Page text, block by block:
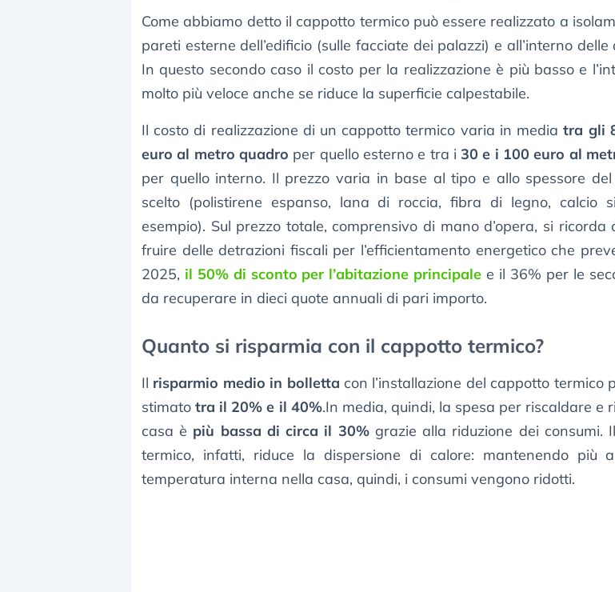
Come abbiamo detto il cappotto termico può essere realizzato a
pareti esterne dell’edificio (sulle facciate dei palazzi) e all’interno delle
In questo secondo caso il costo per la realizzazione è più basso e
molto più veloce anche se riduce la superficie calpestabile.
Il costo di realizzazione di un cappotto termico varia in mediatra gli
euro al metro quadro per quello esterno e tra i30 e i 100 euro al
per quello interno. Il prezzo varia in base al tipo e allo spessore del
scelto (polistirene espanso, lana di roccia, fibra di legno, calcio
esempio). Sul prezzo totale, comprensivo di mano d’opera, si ricorda
fruire delle detrazioni fiscali per l’efficientamento energetico che
2025, il 50% di sconto per l’abitazione principale e il 36% per le
da recuperare in dieci quote annuali di pari importo.
Quanto si risparmia con il cappotto termico?
Il risparmio medio in bolletta con l’installazione del cappotto termico
stimatotra il 20% e il 40%.In media, quindi, la spesa per riscaldare e
casa è più bassa di circa il 30%grazie alla riduzione dei consumi.
termico, infatti, riduce la dispersione di calore: mantenendo più
temperatura interna nella casa, quindi, i consumi vengono ridotti.